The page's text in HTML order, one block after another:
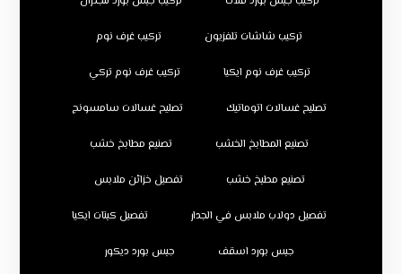
تركيب شاشات تلفزيون تركيب غرف نوم
تركيب غرف نوم ايكيا تركيب غرف نوم تركي
تصليح غسالات اتوماتيك تصليح غسالات سامسونج
تصنيع المطابخ الخشب تصنيع مطابخ خشب
تصنيع مطبخ خشب تفصيل خزائن ملابس
تفصيل دولاب ملابس في الجدار تفصيل كبتات ايكيا
جبس بورد اسقف جبس بورد ديكور